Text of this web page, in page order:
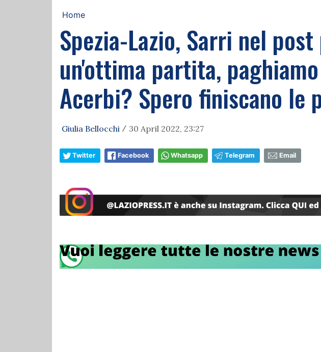
Home
Spezia-Lazio, Sarri nel
un'ottima partita,
Acerbi? Spero finiscano le
Giulia Bellocchi / 30 April 2022, 23:27
Twitter Facebook Whatsapp Telegram Email